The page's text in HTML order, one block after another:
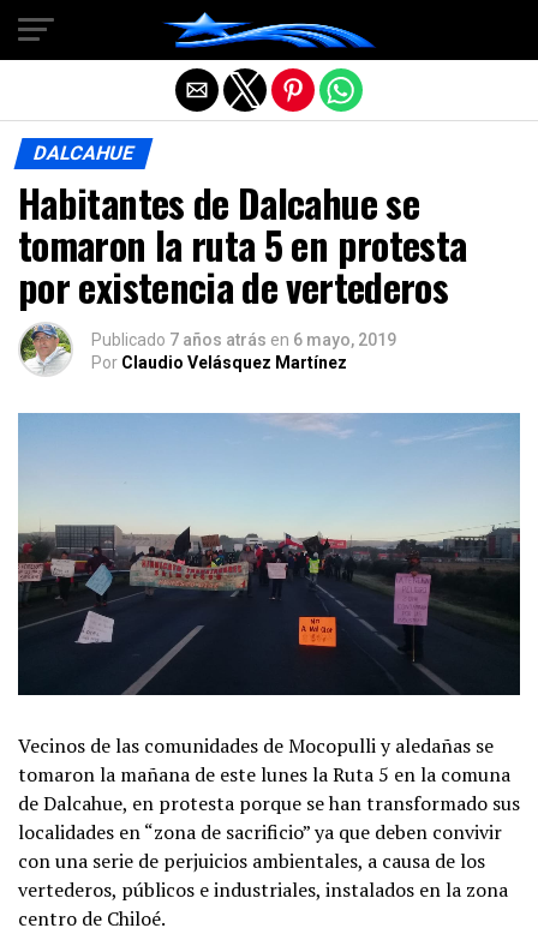
DALCAHUE
Habitantes de Dalcahue se
tomaron la ruta 5 en protesta
por existencia de vertederos
Publicado 7 años atrás en 6 mayo, 2019
Por Claudio Velásquez Martínez
Vecinos de las comunidades de Mocopulli y aledañas se
tomaron la mañana de este lunes la Ruta 5 en la comuna
de Dalcahue, en protesta porque se han transformado sus
localidades en “zona de sacrificio” ya que deben convivir
con una serie de perjuicios ambientales, a causa de los
vertederos, públicos e industriales, instalados en la zona
centro de Chiloé.
Salir de la versión móvil